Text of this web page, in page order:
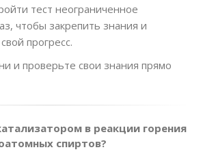
тест неограниченное
чтобы закрепить знания и
прогресс.
и проверьте свои знания прямо
в реакции горения
спиртов?